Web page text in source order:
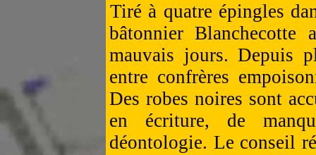
Tiré à quatre épingles
bâtonnier
mauvais jours. Depuis
entre confrères
Des robes noires sont
en écriture, de
déontologie. Le conseil